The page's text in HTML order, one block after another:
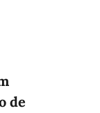
de